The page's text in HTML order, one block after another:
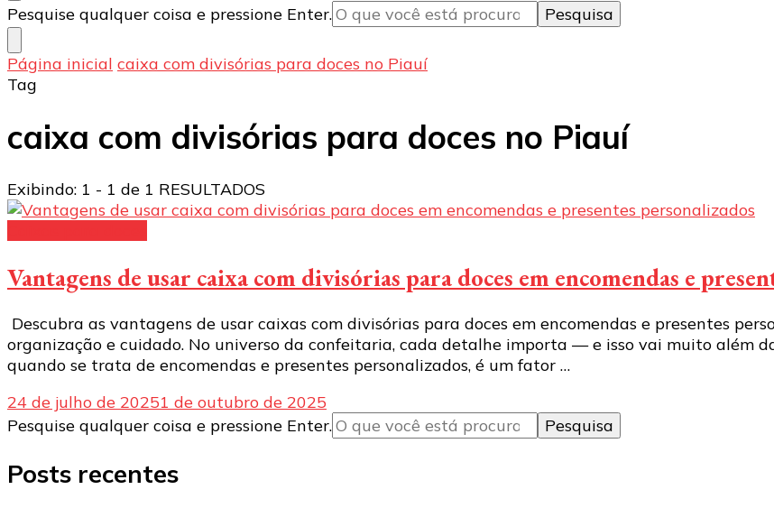
Procurando
algo?
Pesquise qualquer coisa e pressione Enter.
Página inicial caixa com divisórias para doces no Piauí
Tag
caixa com divisórias para doces no Piauí
Exibindo: 1 - 1 de 1 RESULTADOS
Vantagens de usar caixa com divisórias para doces em encomendas e
Descubra as vantagens de usar caixas com divisórias para doces em encomendas e presentes
organização e cuidado. No universo da confeitaria, cada detalhe importa — e isso vai muito além
quando se trata de encomendas e presentes personalizados, é um fator …
24 de julho de 20251 de outubro de 2025
Procurando
Pesquise qualquer coisa e pressione Enter.
Posts recentes